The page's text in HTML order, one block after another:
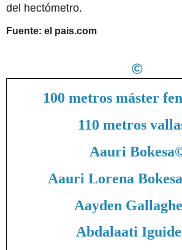
del hectómetro.
Fuente: el pais.com
©
100 metros máster
110 metros
Aauri Bokesa
Aauri Lorena
Aayden
Abdalaati